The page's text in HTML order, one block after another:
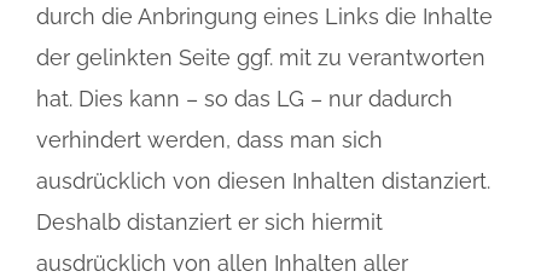
durch die Anbringung eines Links die Inhalte
der gelinkten Seite ggf. mit zu verantworten
hat. Dies kann – so das LG – nur dadurch
verhindert werden, dass man sich
ausdrücklich von diesen Inhalten distanziert.
Deshalb distanziert er sich hiermit
ausdrücklich von allen Inhalten aller